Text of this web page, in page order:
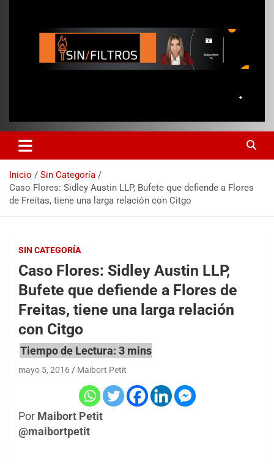
Inicio
Sin Categoría
Caso Flores: Sidley Austin LLP, Bufete que defiende a Flores
de Freitas, tiene una larga relación con Citgo
SIN CATEGORÍA
Caso Flores: Sidley Austin LLP,
Bufete que defiende a Flores de
Freitas, tiene una larga relación
con Citgo
mayo 5, 2016 Maibort Petit
Por Maibort Petit
@maibortpetit